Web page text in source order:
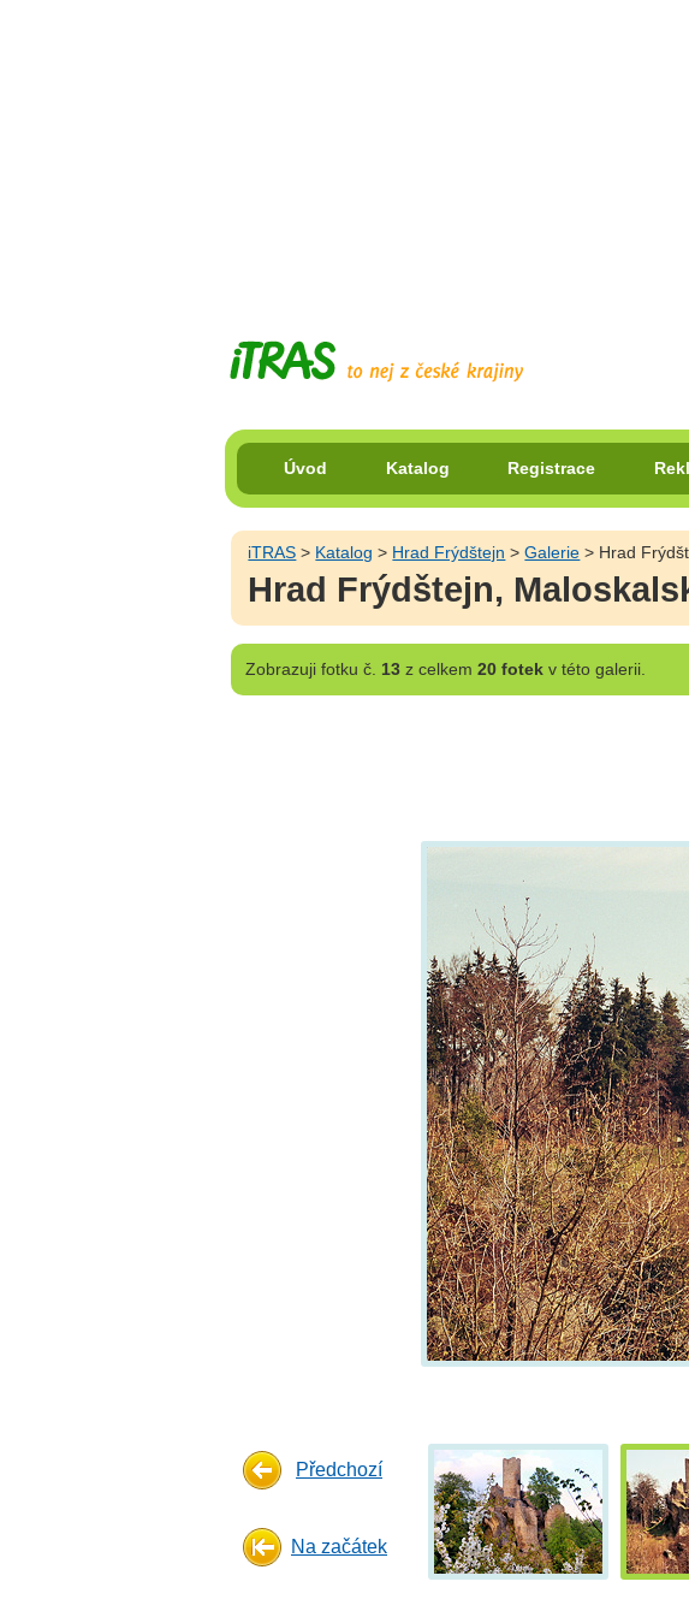
Úvod Katalog Registrace
iTRAS > Katalog > Hrad Frýdštejn >Galerie > Hrad
Hrad Frýdštejn,
Zobrazujifotku č. 13z celkem 20 fotekv této galerii.
Předchozí
Na začátek